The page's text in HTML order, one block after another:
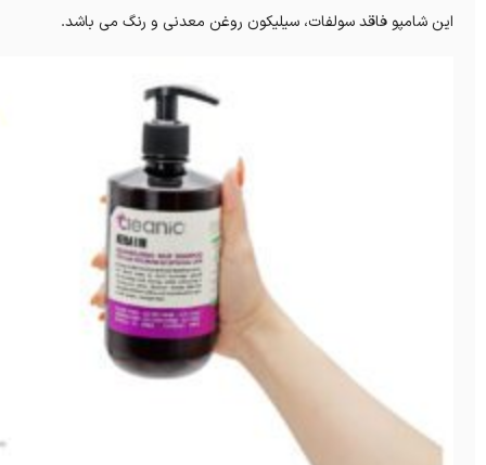
این شامپو فاقد سولفات، سیلیکون روغن معدنی و رنگ می باشد.